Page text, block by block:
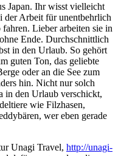
Japan. Ihr wisst vielleicht
der Arbeit für unentbehrlich
Lieber arbeiten sie in
Ende. Durchschnittlich
in den Urlaub. So gehört
guten Ton, das geliebte
oder an die See zum
hin. Nicht nur solch
in den Urlaub verschickt,
wie Filzhasen,
wer eben gerade
Unagi Travel, http://unagi-